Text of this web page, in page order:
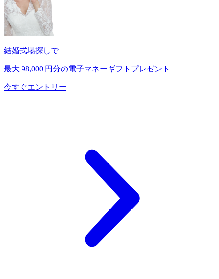
結婚式場探しで
最大 98,000 円分の電子マネーギフトプレゼント
今すぐエントリー